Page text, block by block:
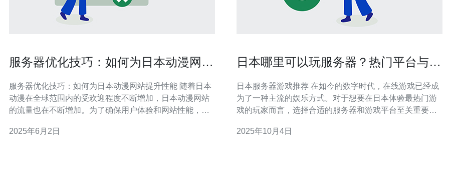
服务器优化技巧：如何为日本动漫网站
服务器优化技巧：如何为日本动漫网站提升性能 随着日本
动漫在全球范围内的受欢迎程度不断增加，日本动漫网站
的流量也在不断增加。为了确保用户体验和网站性能，服
性能的服务器优化技巧。 日本动漫网站通常包含大量的图
2025年6月2日
日本哪里可以玩服务器？热门平台与游
日本服务器游戏推荐 在如今的数字时代，在线游戏已经成
为了一种主流的娱乐方式。对于想要在日本体验最热门游
戏的玩家而言，选择合适的服务器和游戏平台至关重要。
门的游戏，让你在日本的游戏之旅更加畅快淋漓。 以下是
2025年10月4日